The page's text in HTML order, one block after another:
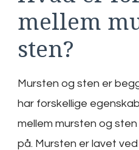
mellem
sten?
Mursten og sten er
har forskellige
mellem mursten og
på. Mursten er lavet